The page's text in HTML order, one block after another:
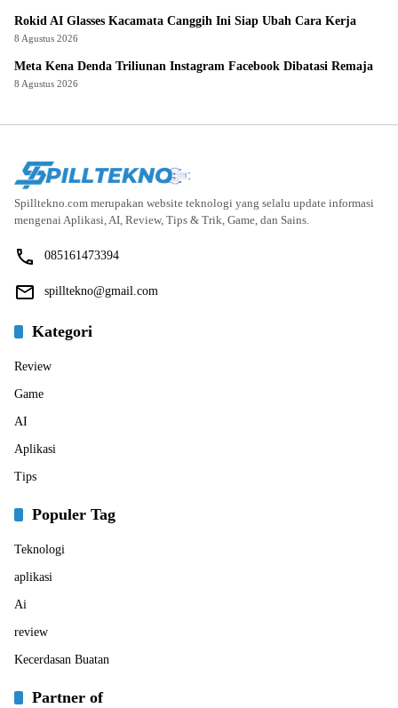
Rokid AI Glasses Kacamata Canggih Ini Siap Ubah Cara Kerja
8 Agustus 2026
Meta Kena Denda Triliunan Instagram Facebook Dibatasi Remaja
8 Agustus 2026
Spilltekno.com merupakan website teknologi yang selalu update informasi
mengenai Aplikasi, AI, Review, Tips & Trik, Game, dan Sains.
085161473394
spilltekno@gmail.com
Kategori
Review
Game
AI
Aplikasi
Tips
Populer Tag
Teknologi
aplikasi
Ai
review
Kecerdasan Buatan
Partner of